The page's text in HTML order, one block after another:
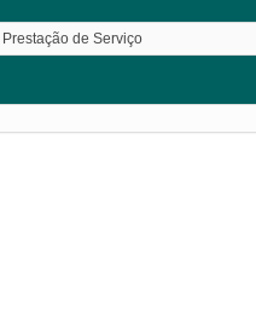
Prestação de Serviço